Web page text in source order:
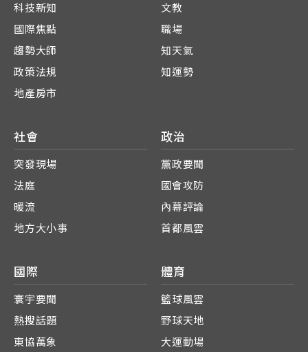
科技新知
國際焦點
趨勢大師
政策法規
地產房市
文教
職場
知天氣
知運勢
社會
突發現場
法庭
暖流
地方大小事
政治
黨政要聞
國會攻防
內幕評論
首都風雲
國際
寰宇要聞
熱搜話題
東協萬象
體育
籃球風雲
野球天地
大運動場